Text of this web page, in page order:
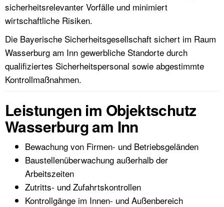
sicherheitsrelevanter Vorfälle und minimiert
wirtschaftliche Risiken.
Die Bayerische Sicherheitsgesellschaft sichert im Raum
Wasserburg am Inn gewerbliche Standorte durch
qualifiziertes Sicherheitspersonal sowie abgestimmte
Kontrollmaßnahmen.
Leistungen im Objektschutz
Wasserburg am Inn
Bewachung von Firmen- und Betriebsgeländen
Baustellenüberwachung außerhalb der
Arbeitszeiten
Zutritts- und Zufahrtskontrollen
Kontrollgänge im Innen- und Außenbereich